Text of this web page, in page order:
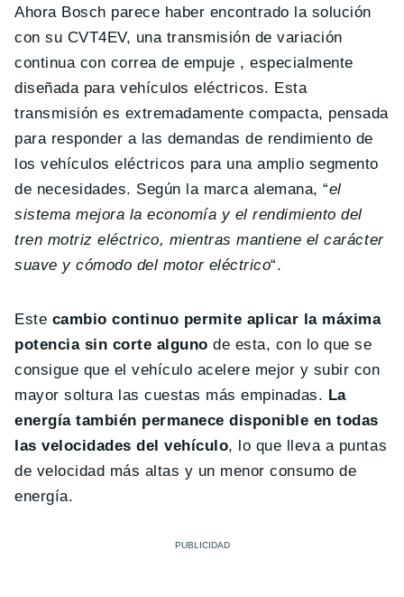
Ahora Bosch parece haber encontrado la solución
con su CVT4EV, una transmisión de variación
continua con correa de empuje , especialmente
diseñada para vehículos eléctricos. Esta
transmisión es extremadamente compacta, pensada
para responder a las demandas de rendimiento de
los vehículos eléctricos para una amplio segmento
de necesidades. Según la marca alemana, “el
sistema mejora la economía y el rendimiento del
tren motriz eléctrico, mientras mantiene el carácter
suave y cómodo del motor eléctrico“.
Este cambio continuo permite aplicar la máxima
potencia sin corte alguno de esta, con lo que se
consigue que el vehículo acelere mejor y subir con
mayor soltura las cuestas más empinadas. La
energía también permanece disponible en todas
las velocidades del vehículo, lo que lleva a puntas
de velocidad más altas y un menor consumo de
energía.